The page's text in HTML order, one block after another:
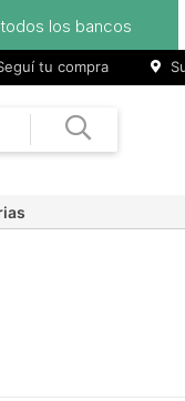
tu compra